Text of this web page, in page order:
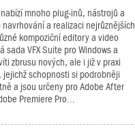
mnoho plug-inů, nástrojů a
a realizaci nejrůznějších
kompoziční editory a video
sada VFX Suite pro Windows a
zbrusu nových, ale i již v praxi
schopnosti si podrobněji
a jsou určeny pro Adobe After
Premiere Pro...